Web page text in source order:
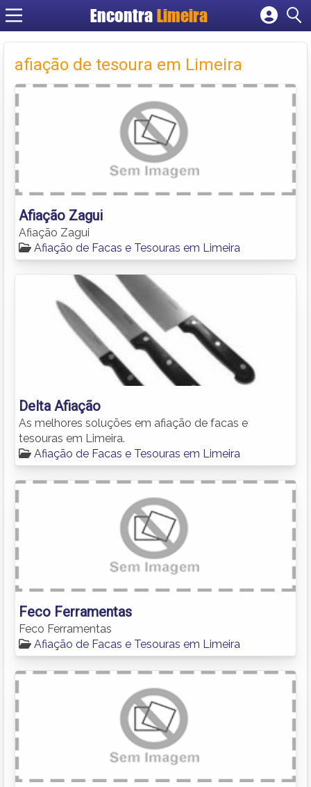
Encontra Limeira
Cadastrar empresa
Criar conta
afiação de tesoura em Limeira
Afiação Zagui
Afiação Zagui
Afiação de Facas e Tesouras em Limeira
Delta Afiação
As melhores soluções em afiação de facas e
tesouras em Limeira.
Afiação de Facas e Tesouras em Limeira
Feco Ferramentas
Feco Ferramentas
Afiação de Facas e Tesouras em Limeira